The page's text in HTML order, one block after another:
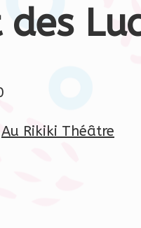
des
Au Rikiki Théâtre